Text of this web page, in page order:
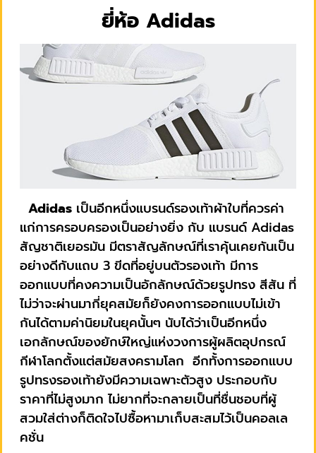
ยี่ห้อ Adidas
Adidas เป็นอีกหนึ่งแบรนด์รองเท้าผ้าใบที่ควรค่า
แก่การครอบครองเป็นอย่างยิ่ง กับ แบรนด์ Adidas
สัญชาติเยอรมัน มีตราสัญลักษณ์ที่เราคุ้นเคยกันเป็น
อย่างดีกับแถบ 3 ขีดที่อยู่บนตัวรองเท้า มีการ
ออกแบบที่คงความเป็นอักลักษณ์ด้วยรูปทรง สีสัน ที่
ไม่ว่าจะผ่านมากี่ยุคสมัยก็ยังคงการออกแบบไม่เข้า
กันได้ตามค่านิยมในยุคนั้นๆ นับได้ว่าเป็นอีกหนึ่ง
เอกลักษณ์ของยักษ์ใหญ่แห่งวงการผู้ผลิตอุปกรณ์
กีฬาโลกตั้งแต่สมัยสงครามโลก อีกทั้งการออกแบบ
รูปทรงรองเท้ายังมีความเฉพาะตัวสูง ประกอบกับ
ราคาที่ไม่สูงมาก ไม่ยากที่จะกลายเป็นที่ชื่นชอบที่ผู้
สวมใส่ต่างก็ติดใจไปซื้อหามาเก็บสะสมไว้เป็นคอลเล
คชั่น